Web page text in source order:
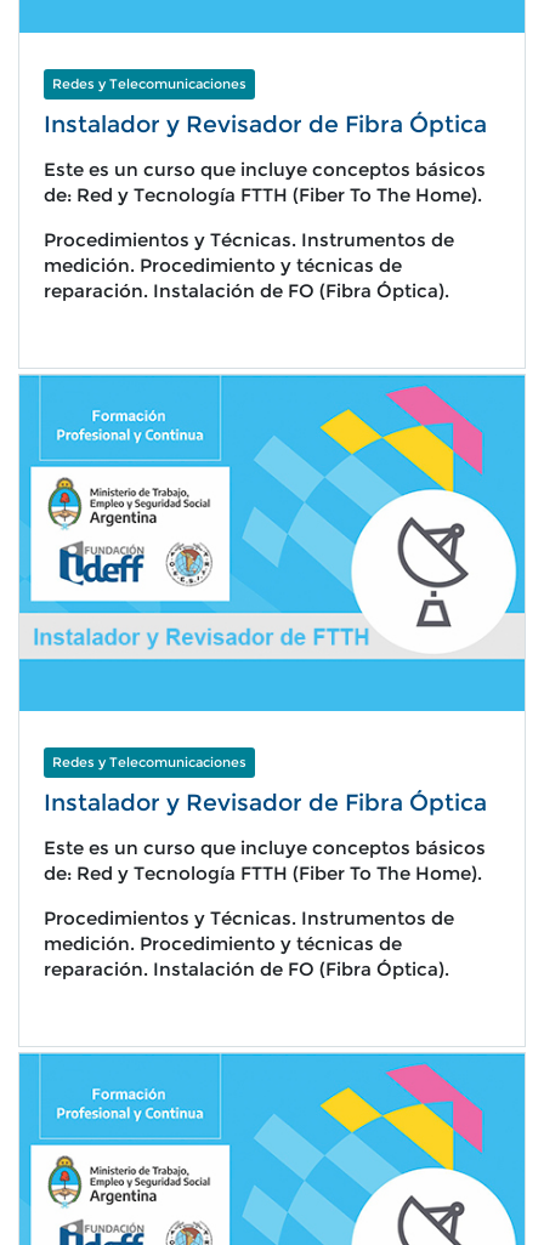
Redes y Telecomunicaciones
Instalador y Revisador de Fibra Óptica
Este es un curso que incluye conceptos básicos
de: Red y Tecnología FTTH (Fiber To The Home).
Procedimientos y Técnicas. Instrumentos de
medición. Procedimiento y técnicas de
reparación. Instalación de FO (Fibra Óptica).
Redes y Telecomunicaciones
Instalador y Revisador de Fibra Óptica
Este es un curso que incluye conceptos básicos
de: Red y Tecnología FTTH (Fiber To The Home).
Procedimientos y Técnicas. Instrumentos de
medición. Procedimiento y técnicas de
reparación. Instalación de FO (Fibra Óptica).